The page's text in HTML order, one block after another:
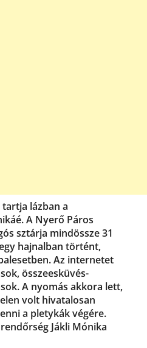
lázban a
A Nyerő Páros
sztárja mindössze 31
hajnalban történt,
Az internetet
összeesküvés-
A nyomás akkora lett,
volt hivatalosan
a pletykák végére.
Jákli Mónika